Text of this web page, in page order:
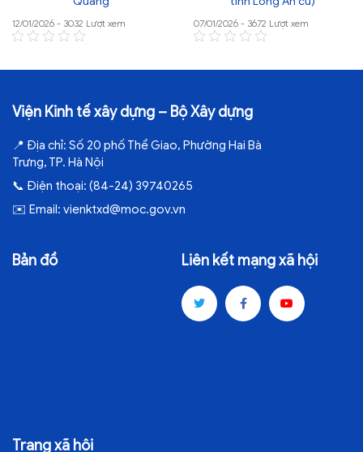
12/01/2026 - 3032 Lượt xem 07/01/2026 - 3672 Lượt xem
Viện Kinh tế xây dựng – Bộ Xây dựng
📍 Địa chỉ: Số 20 phố Thể Giao, Phường Hai Bà
Trưng, TP. Hà Nội
📞 Điện thoại: (84-24) 39740265
✉️ Email: vienktxd@moc.gov.vn
Bản đồ Liên kết mạng xã hội
Trang xã hội